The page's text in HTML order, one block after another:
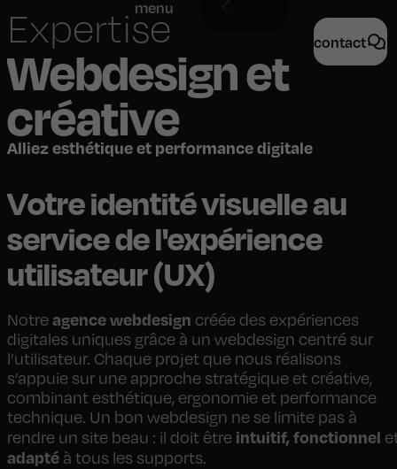
menu
contact
Expertise
Webdesign et
créative
Alliez esthétique et performance digitale
Votre identité visuelle au
service de l'expérience
utilisateur (UX)
Notreagence webdesign créée des expériences
digitales uniques grâce à un webdesign centré sur
l’utilisateur. Chaque projet que nous réalisons
s’appuie sur une approche stratégique et créative,
combinant esthétique, ergonomie et performance
technique. Un bon webdesign ne se limite pas à
rendre un site beau : il doit être intuitif, fonctionnel
adapté à tous les supports.